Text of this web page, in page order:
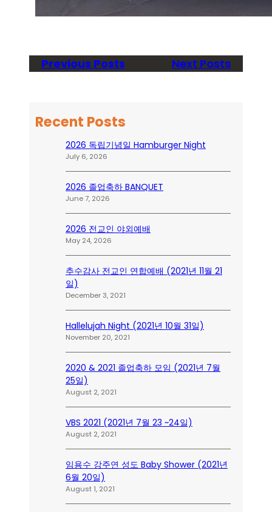
Previous Posts Next Posts
Recent Posts
2026 독립기념일 Hamburger Night
July 6, 2026
2026 졸업축하 BANQUET
June 7, 2026
2026 전교인 야외예배
May 24, 2026
추수감사 전교인 연합예배 (2021년 11월 21
일)
December 3, 2021
Hallelujah Night (2021년 10월 31일)
November 20, 2021
2020 & 2021 졸업축하 모임 (2021년 7월
25일)
August 2, 2021
VBS 2021 (2021년 7월 23 ~24일)
August 2, 2021
임용수 강주연 성도 Baby Shower (2021년
6월 20일)
August 1, 2021